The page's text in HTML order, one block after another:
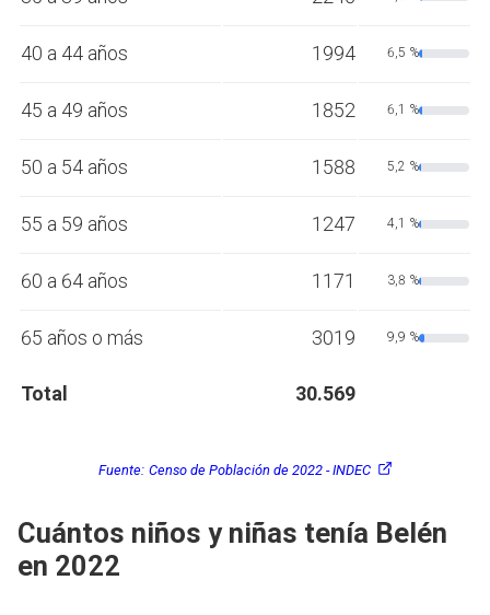
40 a 44 años 1994 6,5 %
45 a 49 años 1852 6,1 %
50 a 54 años 1588 5,2 %
55 a 59 años 1247 4,1 %
60 a 64 años 1171 3,8 %
65 años o más 3019 9,9 %
Total 30.569
Fuente: Censo de Población de 2022 - INDEC
Cuántos niños y niñas tenía Belén
en 2022